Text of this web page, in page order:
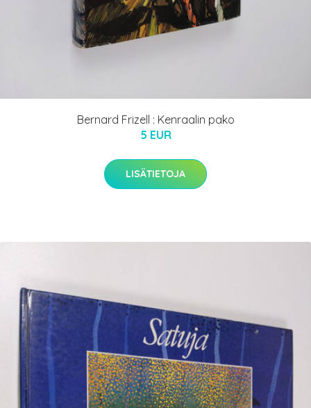
Bernard Frizell : Kenraalin pako
5 EUR
LISÄTIETOJA